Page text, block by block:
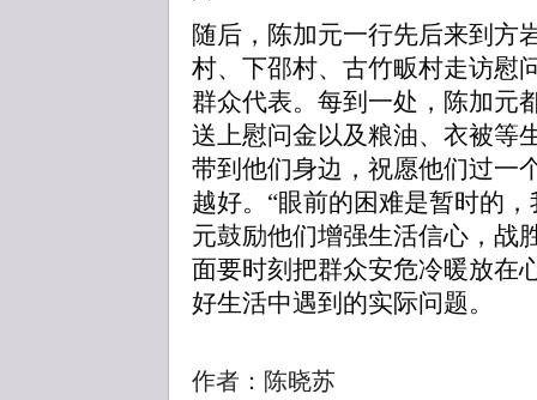
随后，陈加元一行先后来到方
村、下邵村、古竹畈村走访慰
群众代表。每到一处，陈加元
送上慰问金以及粮油、衣被等
带到他们身边，祝愿他们过一
越好。“眼前的困难是暂时的
元鼓励他们增强生活信心，战
面要时刻把群众安危冷暖放在
好生活中遇到的实际问题。
作者：陈晓苏